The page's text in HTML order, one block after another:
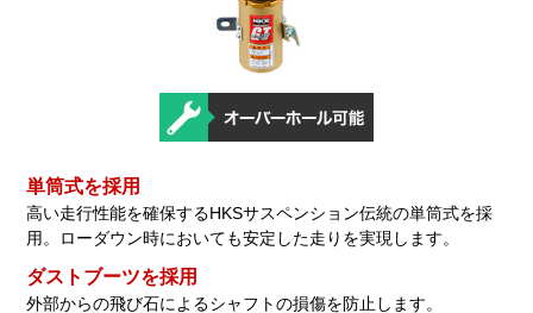
単筒式を採用
高い走行性能を確保するHKSサスペンション伝統の単筒式を採
用。ローダウン時においても安定した走りを実現します。
ダストブーツを採用
外部からの飛び石によるシャフトの損傷を防止します。